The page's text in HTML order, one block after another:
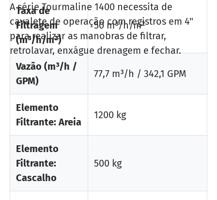
A série Tourmaline 1400 necessita de
cavalete de operação com registros em 4"
para realizar as manobras de filtrar,
retrolavar, enxágue drenagem e fechar.
Taxa de
Filtragem
(m³/h/m²)
50 m³/h/m²
Vazão (m³/h /
GPM)
77,7 m³/h / 342,1 GPM
Elemento
Filtrante: Areia
1200 kg
Elemento
Filtrante:
Cascalho
500 kg